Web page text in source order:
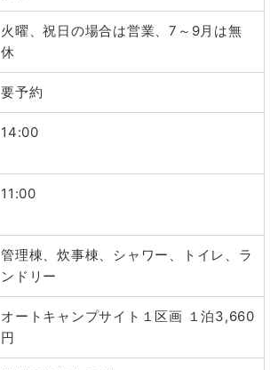
火曜、祝日の場合は営業、7～9月は無
休
要予約
14:00
11:00
管理棟、炊事棟、シャワー、トイレ、ラ
ンドリー
オートキャンプサイト１区画 １泊3,660
円